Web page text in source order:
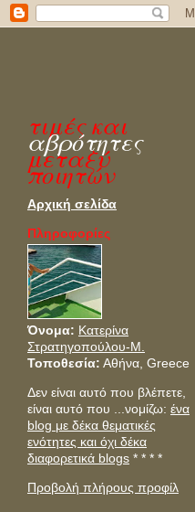
τιμές και
αβρότητες
μεταξύ
ποιητών
Αρχική σελίδα
Πληροφορίες
Όνομα: Κατερίνα
Στρατηγοπούλου-Μ.
Τοποθεσία: Αθήνα, Greece
Δεν είναι αυτό που βλέπετε,
είναι αυτό που ...νομίζω: ένα
blog με δέκα θεματικές
ενότητες και όχι δέκα
διαφορετικά blogs * * * *
Προβολή πλήρους προφίλ